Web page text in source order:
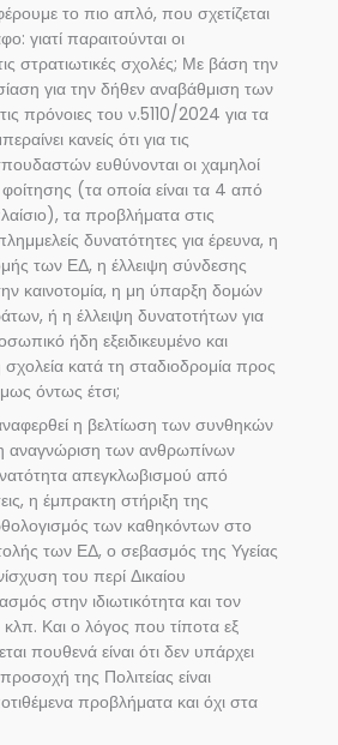
το πιο απλό, που σχετίζεται
γιατί παραιτούνται οι
στρατιωτικές σχολές; Με βάση την
για την δήθεν αναβάθμιση των
πρόνοιες του ν.5110/2024 για τα
κανείς ότι για τις
ευθύνονται οι χαμηλοί
φοίτησης (τα οποία είναι τα 4 από
τα προβλήματα στις
δυνατότητες για έρευνα, η
των ΕΔ, η έλλειψη σύνδεσης
καινοτομία, η μη ύπαρξη δομών
ή η έλλειψη δυνατοτήτων για
ήδη εξειδικευμένο και
κατά τη σταδιοδρομία προς
όντως έτσι;
η βελτίωση των συνθηκών
αναγνώριση των ανθρωπίνων
απεγκλωβισμού από
η έμπρακτη στήριξη της
των καθηκόντων στο
των ΕΔ, ο σεβασμός της Υγείας
του περί Δικαίου
στην ιδιωτικότητα και τον
Και ο λόγος που τίποτα εξ
πουθενά είναι ότι δεν υπάρχει
της Πολιτείας είναι
προβλήματα και όχι στα